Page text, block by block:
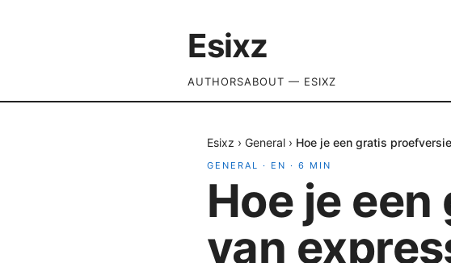
Esixz
AUTHORSABOUT — ESIXZ
Esixz › General › Hoe je een gratis
GENERAL · EN · 6 MIN
Hoe je
van